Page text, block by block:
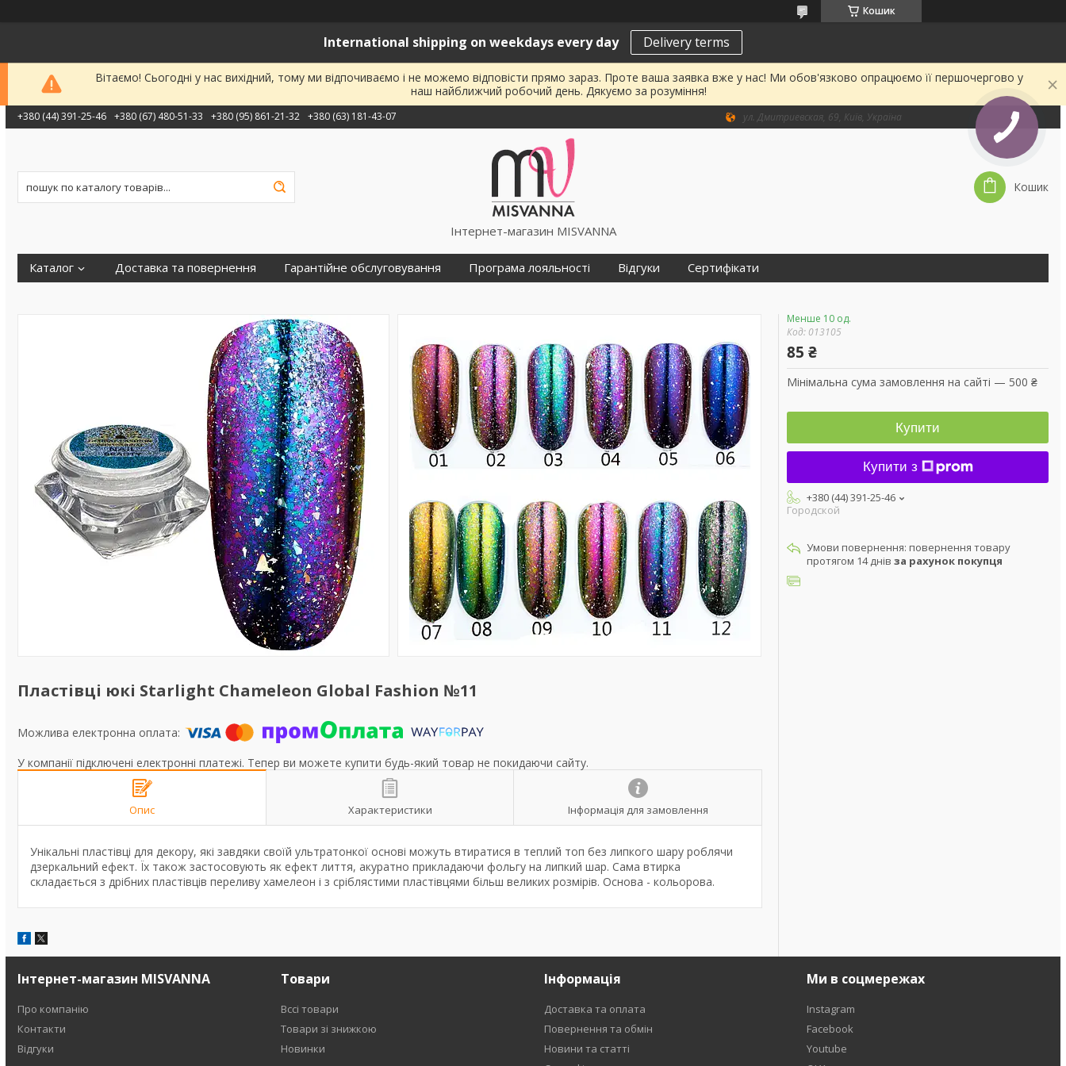
Кошик
International shipping on weekdays every day Delivery terms
Вітаємо! Сьогодні у нас вихідний, тому ми відпочиваємо і не можемо відповісти прямо зараз. Проте ваша заявка вже у нас! Ми обов'язково опрацюємо її першочергово у
наш найближчий робочий день. Дякуємо за розуміння!
+380 (44) 391-25-46 +380 (67) 480-51-33 +380 (95) 861-21-32 +380 (63) 181-43-07 ул. Дмитриевская, 69, Київ, Україна
Інтернет-магазин MISVANNA
Кошик
Каталог Доставка та повернення Гарантійне обслуговування Програма лояльності Відгуки Сертифікати
Пластівці юкі Starlight Chameleon Global Fashion №11
У компанії підключені електронні платежі. Тепер ви можете купити будь-який товар не покидаючи сайту.
Опис Характеристики Інформація для замовлення
Унікальні пластівці для декору, які завдяки своїй ультратонкої основі можуть втиратися в теплий топ без липкого шару роблячи
дзеркальний ефект. Їх також застосовують як ефект лиття, акуратно прикладаючи фольгу на липкий шар. Сама втирка
складається з дрібних пластівців переливу хамелеон і з сріблястими пластівцями більш великих розмірів. Основа - кольорова.
Менше 10 од.
Код: 013105
85 ₴
Мінімальна сума замовлення на сайті — 500 ₴
Купити
Купити з
+380 (44) 391-25-46
Городской
повернення товару
протягом 14 днів за рахунок покупця
Інтернет-магазин MISVANNA
Про компанію
Контакти
Відгуки
Товари
Вссі товари
Товари зі знижкою
Новинки
Інформація
Доставка та оплата
Повернення та обмін
Новини та статті
Ми в соцмережах
Instagram
Facebook
Youtube